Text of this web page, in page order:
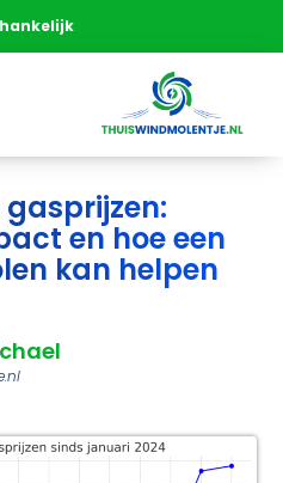
en hoe een
kan helpen